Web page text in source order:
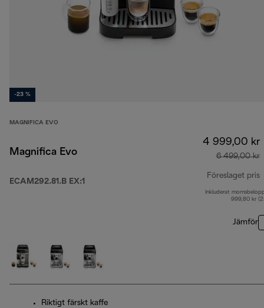
-23 %
MAGNIFICA EVO
Magnifica Evo
ECAM292.81.B EX:1
4 999,00 kr
6 499,00 kr
Föreslaget pris
Inkluderat
999,80 kr
Jämför
Riktigt färskt kaffe